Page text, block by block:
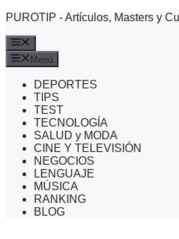
Saltar
contenido
PUROTIP - Artículos, Masters y
Menú
DEPORTES
TIPS
TEST
TECNOLOGÍA
SALUD y MODA
CINE Y TELEVISIÓN
NEGOCIOS
LENGUAJE
MÚSICA
RANKING
BLOG